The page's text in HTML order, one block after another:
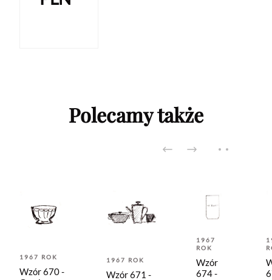
Polecamy także
1967 ROK
Wzór 670 -
1967 ROK
Wzór 671 -
1967
ROK
Wzór
674 -